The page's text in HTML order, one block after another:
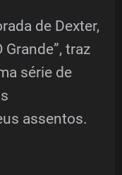
de Dexter,
traz
série de
assentos.